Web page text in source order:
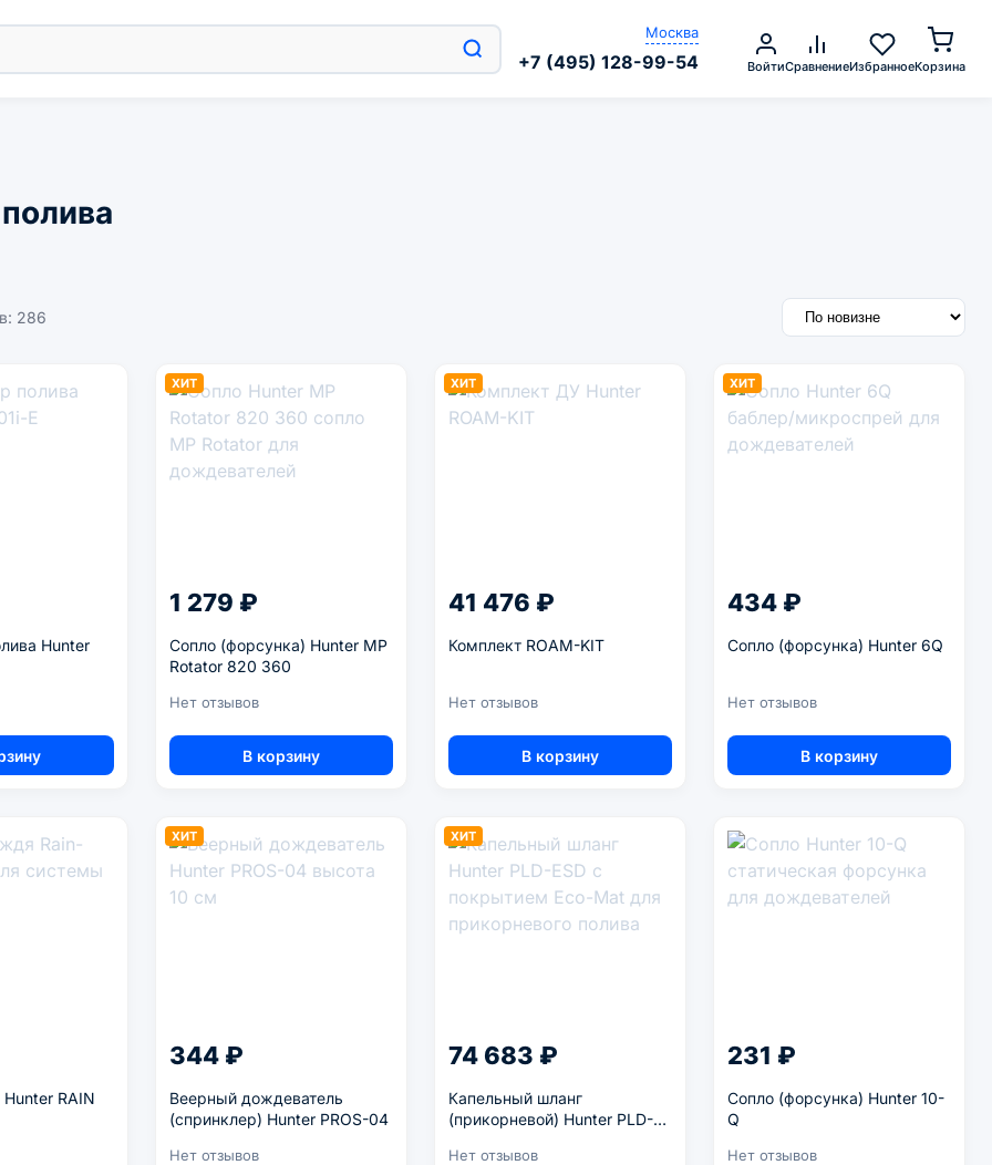
Москва
+7 (495) 128-99-54 ВойтиСравнениеИзбранноеКорзина
286
Hunter
ХИТ
1 279 ₽
Сопло (форсунка) Hunter MP
Rotator 820 360
Нет отзывов
В корзину
ХИТ
41 476 ₽
Комплект ROAM-KIT
Нет отзывов
В корзину
ХИТ
434 ₽
Сопло (форсунка) Hunter 6Q
Нет отзывов
В корзину
RAIN
ХИТ
344 ₽
Веерный дождеватель
(спринклер) Hunter PROS-04
Нет отзывов
ХИТ
74 683 ₽
Капельный шланг
(прикорневой) Hunter PLD-
Нет отзывов
231 ₽
Сопло (форсунка) Hunter 10-
Q
Нет отзывов